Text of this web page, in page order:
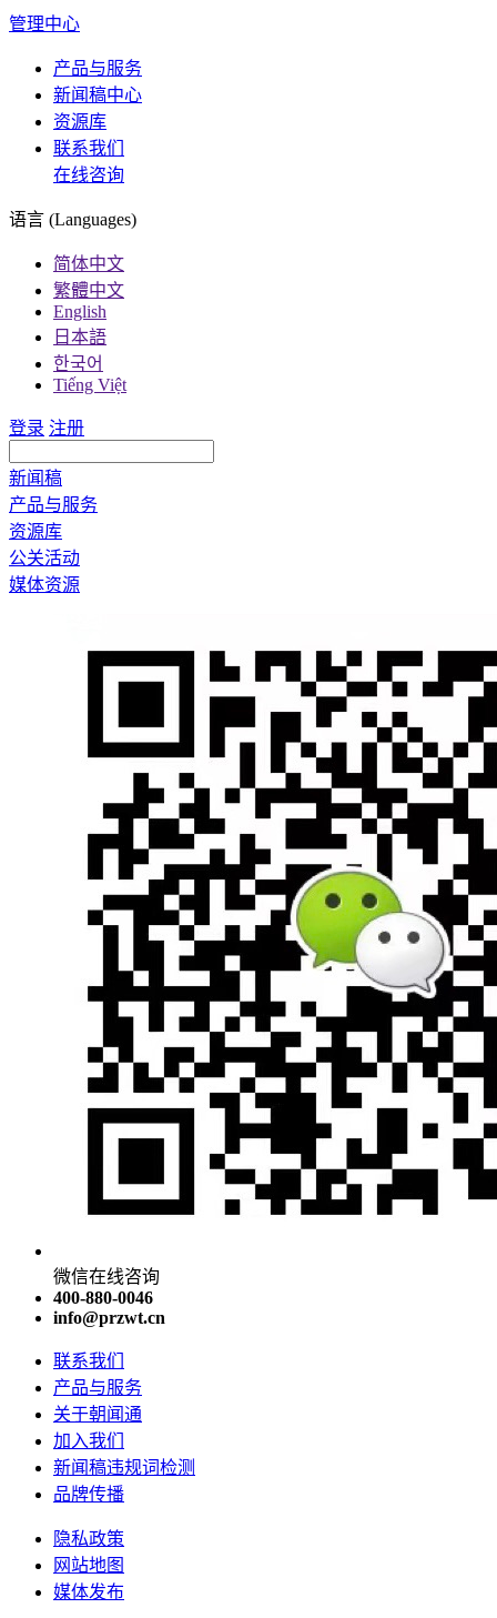
管理中心
产品与服务
新闻稿中心
资源库
联系我们
在线咨询
语言 (Languages)
简体中文
繁體中文
English
日本語
한국어
Tiếng Việt
登录 注册
新闻稿
产品与服务
资源库
公关活动
媒体资源
微信在线咨询
400-880-0046
info@przwt.cn
联系我们
产品与服务
关于朝闻通
加入我们
新闻稿违规词检测
品牌传播
隐私政策
网站地图
媒体发布